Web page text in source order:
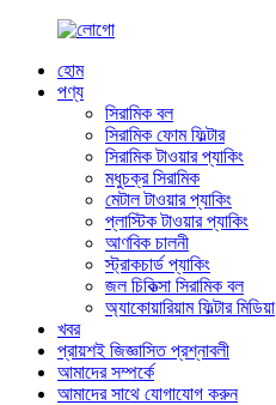
হোম
পণ্য
সিরামিক বল
সিরামিক ফোম ফিল্টার
সিরামিক টাওয়ার প্যাকিং
মধুচক্র সিরামিক
মেটাল টাওয়ার প্যাকিং
প্লাস্টিক টাওয়ার প্যাকিং
আণবিক চালনী
স্ট্রাকচার্ড প্যাকিং
জল চিকিত্সা সিরামিক বল
অ্যাকোয়ারিয়াম ফিল্টার মিডিয়া
খবর
প্রায়শই জিজ্ঞাসিত প্রশ্নাবলী
আমাদের সম্পর্কে
আমাদের সাথে যোগাযোগ করুন